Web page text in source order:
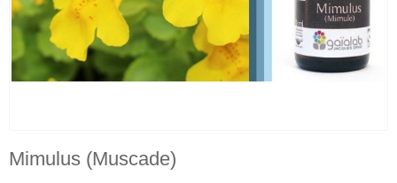
Mimulus (Muscade)